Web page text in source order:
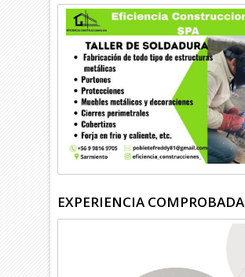
EXPERIENCIA COMPROBADA